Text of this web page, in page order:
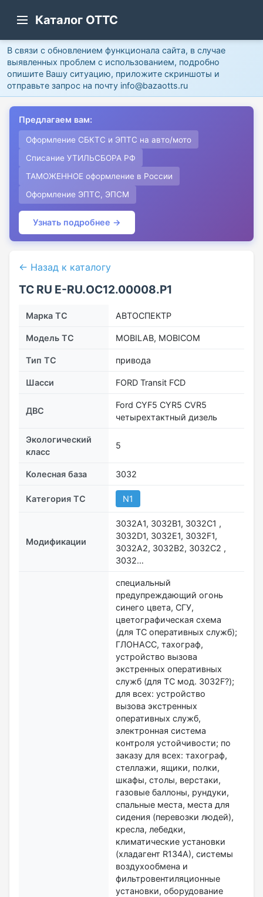
Каталог ОТТС
В связи с обновлением функционала сайта, в случае
выявленных проблем с использованием, подробно
опишите Вашу ситуацию, приложите скриншоты и
отправьте запрос на почту info@bazaotts.ru
Предлагаем вам:
Оформление СБКТС и ЭПТС на авто/мото
Списание УТИЛЬСБОРА РФ
ТАМОЖЕННОЕ оформление в России
Оформление ЭПТС, ЭПСМ
Узнать подробнее →
← Назад к каталогу
ТС RU Е-RU.ОС12.00008.Р1
Марка ТС АВТОСПЕКТР
Модель ТС MOBILAB, MOBICOM
Тип ТС привода
Шасси FORD Transit FCD
ДВС
Ford CYF5 CYR5 CVR5
четырехтактный дизель
Экологический
класс
5
Колесная база 3032
Категория ТС N1
Модификации
3032A1, 3032B1, 3032C1 ,
3032D1, 3032E1, 3032F1,
3032A2, 3032B2, 3032C2 ,
3032…
специальный
предупреждающий огонь
синего цвета, СГУ,
цветографическая схема
(для ТС оперативных служб);
ГЛОНАСС, тахограф,
устройство вызова
экстренных оперативных
служб (для ТС мод. 3032F?);
для всех: устройство
вызова экстренных
оперативных служб,
электронная система
контроля устойчивости; по
заказу для всех: тахограф,
стеллажи, ящики, полки,
шкафы, столы, верстаки,
газовые баллоны, рундуки,
спальные места, места для
сидения (перевозки людей),
кресла, лебедки,
климатические установки
(хладагент R134А), системы
воздухообмена и
фильтровентиляционные
установки, оборудование